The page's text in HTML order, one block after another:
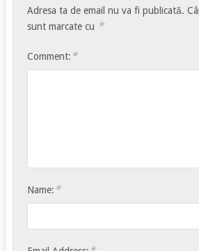
Adresa ta de email nu va fi publicată.
sunt marcate cu *
Comment: *
Name: *